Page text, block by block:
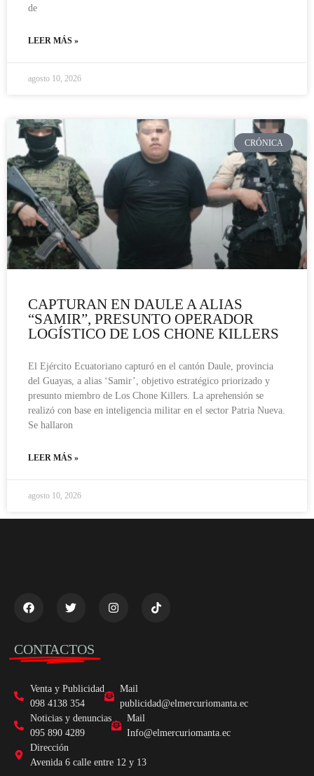
de
LEER MÁS »
agosto 10, 2026
CRÓNICA
CAPTURAN EN DAULE A ALIAS
“SAMIR”, PRESUNTO OPERADOR
LOGÍSTICO DE LOS CHONE KILLERS
El Ejército Ecuatoriano capturó en el cantón Daule, provincia
del Guayas, a alias ‘Samir’, objetivo estratégico priorizado y
presunto miembro de Los Chone Killers. La aprehensión se
realizó con base en inteligencia militar en el sector Patria Nueva.
Se hallaron
LEER MÁS »
agosto 10, 2026
CONTACTOS
Venta y Publicidad
098 4138 354
Mail
publicidad@elmercuriomanta.ec
Noticias y denuncias
095 890 4289
Mail
Info@elmercuriomanta.ec
Dirección
Avenida 6 calle entre 12 y 13